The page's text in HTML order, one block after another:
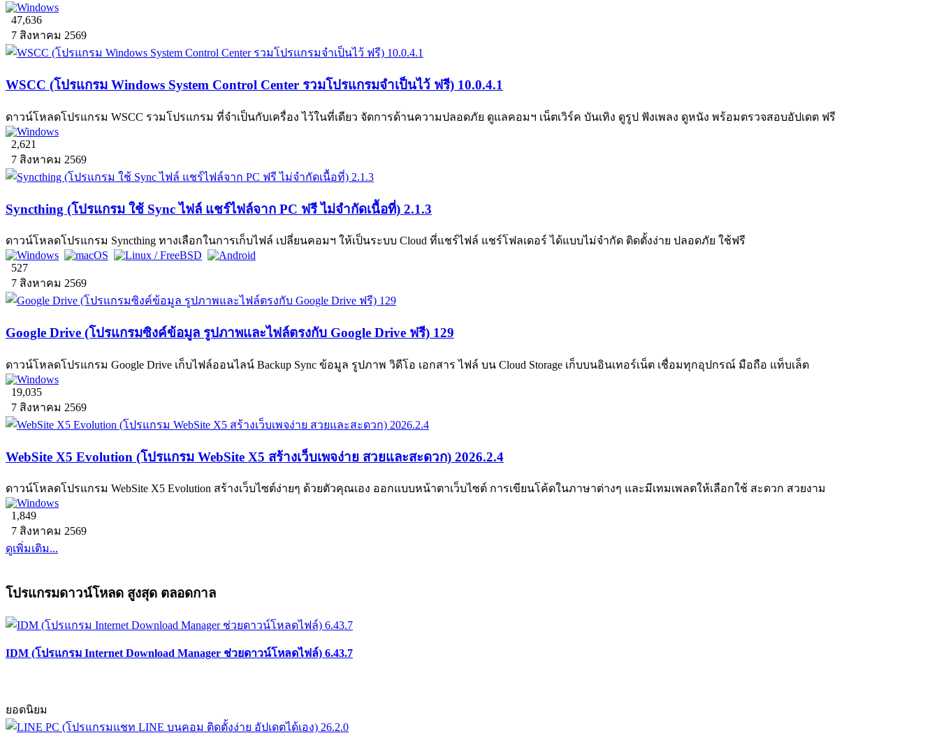
47,636
7 สิงหาคม 2569
WSCC (โปรแกรม Windows System Control Center รวมโปรแกรมจำเป็นไว้ ฟรี) 10.0.4.1
ดาวน์โหลดโปรแกรม WSCC รวมโปรแกรม ที่จำเป็นกับเครื่อง ไว้ในที่เดียว จัดการด้านความปลอดภัย ดูแลคอมฯ เน็ตเวิร์ค บันเทิง ดูรูป ฟังเพลง ดูหนัง พร้อมตรวจสอบอัปเดต ฟรี
2,621
7 สิงหาคม 2569
Syncthing (โปรแกรม ใช้ Sync ไฟล์ แชร์ไฟล์จาก PC ฟรี ไม่จำกัดเนื้อที่) 2.1.3
ดาวน์โหลดโปรแกรม Syncthing ทางเลือกในการเก็บไฟล์ เปลี่ยนคอมฯ ให้เป็นระบบ Cloud ที่แชร์ไฟล์ แชร์โฟลเดอร์ ได้แบบไม่จำกัด ติดตั้งง่าย ปลอดภัย ใช้ฟรี
527
7 สิงหาคม 2569
Google Drive (โปรแกรมซิงค์ข้อมูล รูปภาพและไฟล์ตรงกับ Google Drive ฟรี) 129
ดาวน์โหลดโปรแกรม Google Drive เก็บไฟล์ออนไลน์ Backup Sync ข้อมูล รูปภาพ วิดีโอ เอกสาร ไฟล์ บน Cloud Storage เก็บบนอินเทอร์เน็ต เชื่อมทุกอุปกรณ์ มือถือ แท็บเล็ต
19,035
7 สิงหาคม 2569
WebSite X5 Evolution (โปรแกรม WebSite X5 สร้างเว็บเพจง่าย สวยและสะดวก) 2026.2.4
ดาวน์โหลดโปรแกรม WebSite X5 Evolution สร้างเว็บไซต์ง่ายๆ ด้วยตัวคุณเอง ออกแบบหน้าตาเว็บไซต์ การเขียนโค้ดในภาษาต่างๆ และมีเทมเพลตให้เลือกใช้ สะดวก สวยงาม
1,849
7 สิงหาคม 2569
ดูเพิ่มเติม...
โปรแกรมดาวน์โหลด สูงสุด ตลอดกาล
IDM (โปรแกรม Internet Download Manager ช่วยดาวน์โหลดไฟล์) 6.43.7
ยอดนิยม